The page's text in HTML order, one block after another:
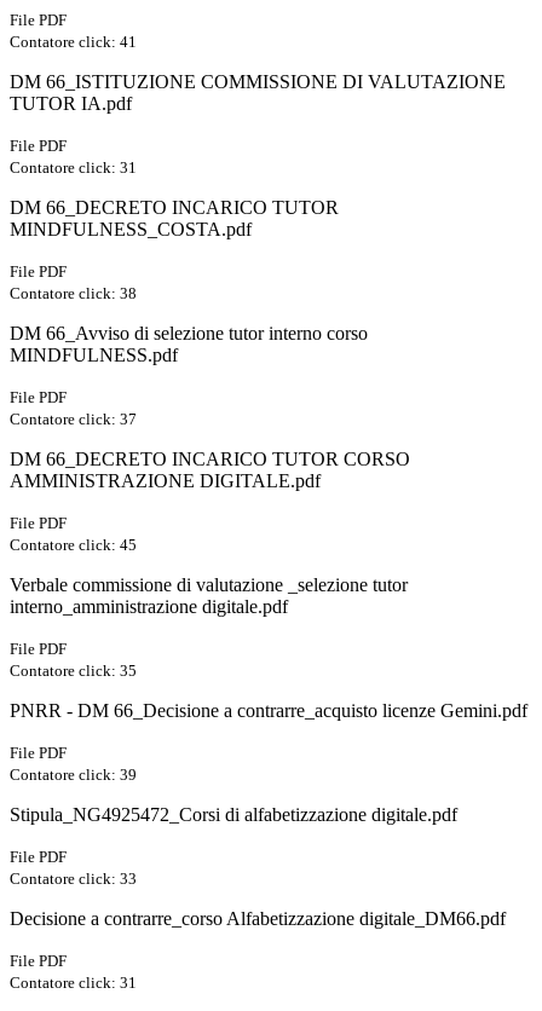
File PDF
Contatore click: 41
DM 66_ISTITUZIONE COMMISSIONE DI VALUTAZIONE
TUTOR IA.pdf
File PDF
Contatore click: 31
DM 66_DECRETO INCARICO TUTOR
MINDFULNESS_COSTA.pdf
File PDF
Contatore click: 38
DM 66_Avviso di selezione tutor interno corso
MINDFULNESS.pdf
File PDF
Contatore click: 37
DM 66_DECRETO INCARICO TUTOR CORSO
AMMINISTRAZIONE DIGITALE.pdf
File PDF
Contatore click: 45
Verbale commissione di valutazione _selezione tutor
interno_amministrazione digitale.pdf
File PDF
Contatore click: 35
PNRR - DM 66_Decisione a contrarre_acquisto licenze Gemini.pdf
File PDF
Contatore click: 39
Stipula_NG4925472_Corsi di alfabetizzazione digitale.pdf
File PDF
Contatore click: 33
Decisione a contrarre_corso Alfabetizzazione digitale_DM66.pdf
File PDF
Contatore click: 31